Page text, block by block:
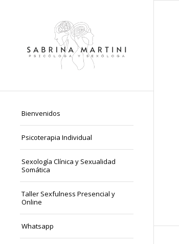
Bienvenidos
Psicoterapia Individual
Sexología Clínica y Sexualidad
Somática
Taller Sexfulness Presencial y
Online
Whatsapp